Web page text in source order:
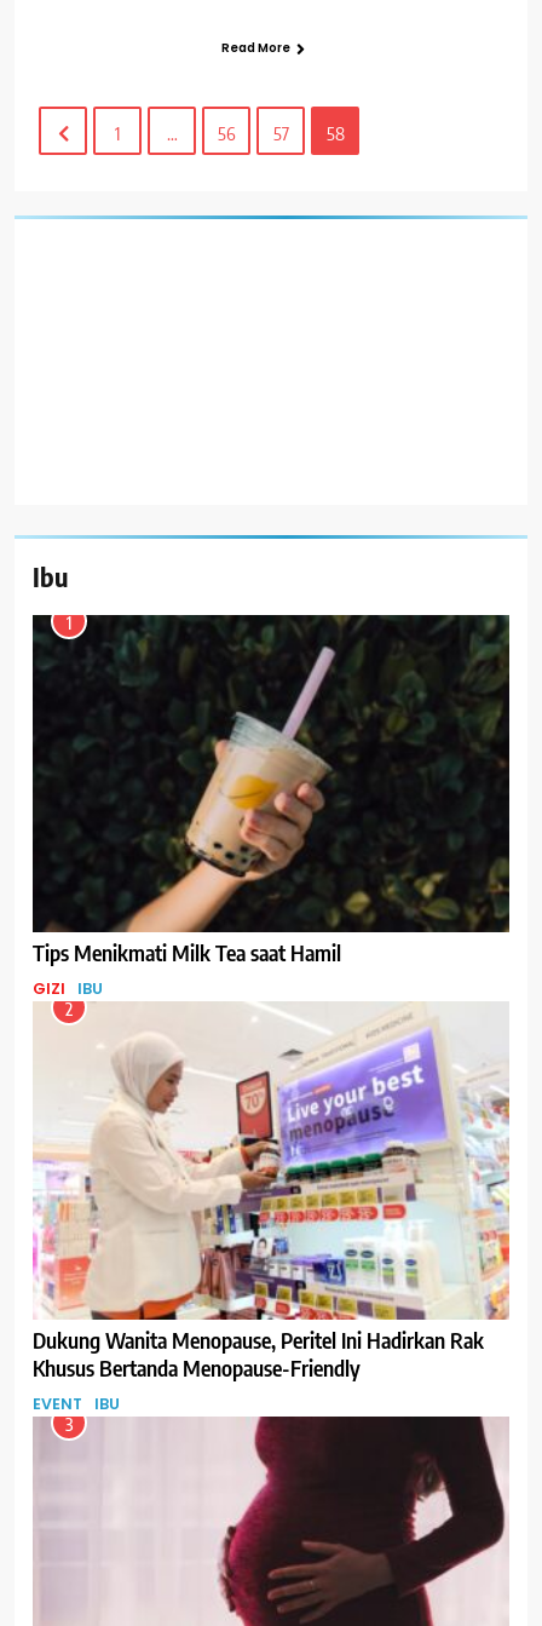
Ibu
1
Tips Menikmati Milk Tea saat Hamil
GIZI IBU
2
Dukung Wanita Menopause, Peritel Ini Hadirkan Rak
Khusus Bertanda Menopause-Friendly
EVENT IBU
3
Read More
1 … 56 57 58